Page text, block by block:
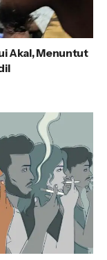
Akal, Menuntut